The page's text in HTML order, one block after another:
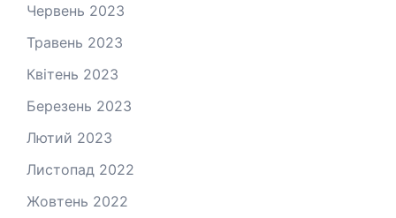
Червень 2023
Травень 2023
Квітень 2023
Березень 2023
Лютий 2023
Листопад 2022
Жовтень 2022